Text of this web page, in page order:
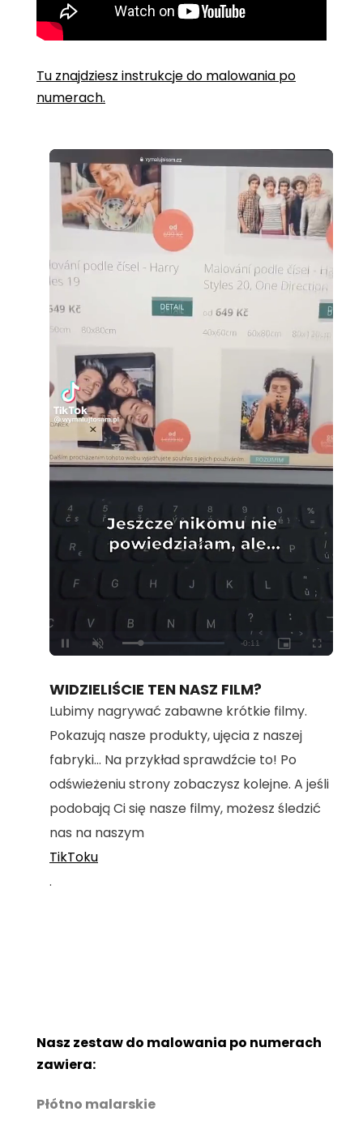
Tu znajdziesz instrukcje do malowania po
numerach.
Unmute Loaded:
100.00%
WIDZIELIŚCIE TEN NASZ FILM?
Lubimy nagrywać zabawne krótkie filmy.
Pokazują nasze produkty, ujęcia z naszej
fabryki... Na przykład sprawdźcie to! Po
odświeżeniu strony zobaczysz kolejne. A jeśli
podobają Ci się nasze filmy, możesz śledzić
nas na naszym
TikToku
.
Nasz zestaw do malowania po numerach
zawiera:
Płótno malarskie